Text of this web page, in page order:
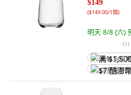
$149
($149.00/1個)
明天 8/8 (六)
(1)
满 $1,500
$7 酷澎幣